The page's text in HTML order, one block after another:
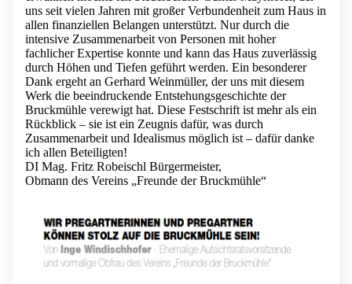
uns seit vielen Jahren mit großer Verbundenheit zum Haus in
allen finanziellen Belangen unterstützt. Nur durch die
intensive Zusammenarbeit von Personen mit hoher
fachlicher Expertise konnte und kann das Haus zuverlässig
durch Höhen und Tiefen geführt werden. Ein besonderer
Dank ergeht an Gerhard Weinmüller, der uns mit diesem
Werk die beeindruckende Entstehungsgeschichte der
Bruckmühle verewigt hat. Diese Festschrift ist mehr als ein
Rückblick – sie ist ein Zeugnis dafür, was durch
Zusammenarbeit und Idealismus möglich ist – dafür danke
ich allen Beteiligten!
DI Mag. Fritz Robeischl Bürgermeister,
Obmann des Vereins „Freunde der Bruckmühle“